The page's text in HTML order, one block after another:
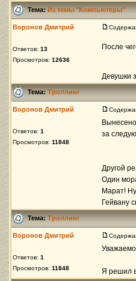
Тема:Из темы "Компьютеры"
Воронов Дмитрий
Ответов: 13
Просмотров: 12636
После
Девушки
Тема:Троллинг
Воронов Дмитрий
Ответов: 1
Просмотров: 11848
за
Другой
Один
Марат!
Гейвану
Тема:Троллинг
Воронов Дмитрий
Ответов: 1
Просмотров: 11848 Я решил